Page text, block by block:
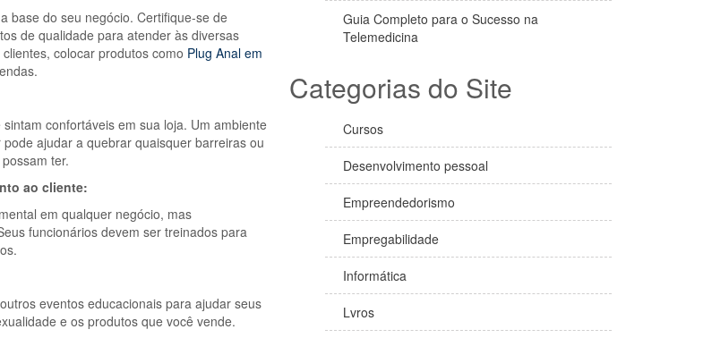
base do seu negócio. Certifique-se de
de qualidade para atender às diversas
colocar produtos como Plug Anal em
confortáveis em sua loja. Um ambiente
ajudar a quebrar quaisquer barreiras ou
ter.
ao cliente:
em qualquer negócio, mas
funcionários devem ser treinados para
eventos educacionais para ajudar seus
e os produtos que você vende.
Guia Completo para o Sucesso na
Telemedicina
Categorias do Site
Cursos
Desenvolvimento pessoal
Empreendedorismo
Empregabilidade
Informática
Lvros